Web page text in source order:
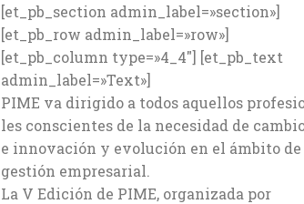
[et_pb_section admin_label=»section»]
[et_pb_row admin_label=»row»]
[et_pb_column type=»4_4″] [et_pb_text
admin_label=»Text»]
PIME va dirigido a todos aquellos
les conscientes de la necesidad de
e innovación y evolución en el ámbito de
gestión empresarial.
La V Edición de PIME, organizada por